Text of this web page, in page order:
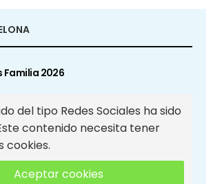
Familia 2026
del tipo Redes Sociales ha sido
contenido necesita tener
cookies.
Aceptar cookies